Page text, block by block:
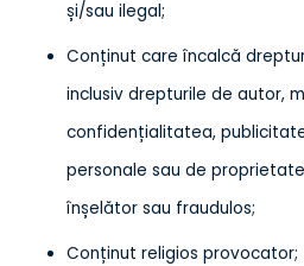
și/sau ilegal;
Conținut care încalcă
inclusiv drepturile de autor,
confidențialitatea,
personale sau de
înșelător sau fraudulos;
Conținut religios provocator;